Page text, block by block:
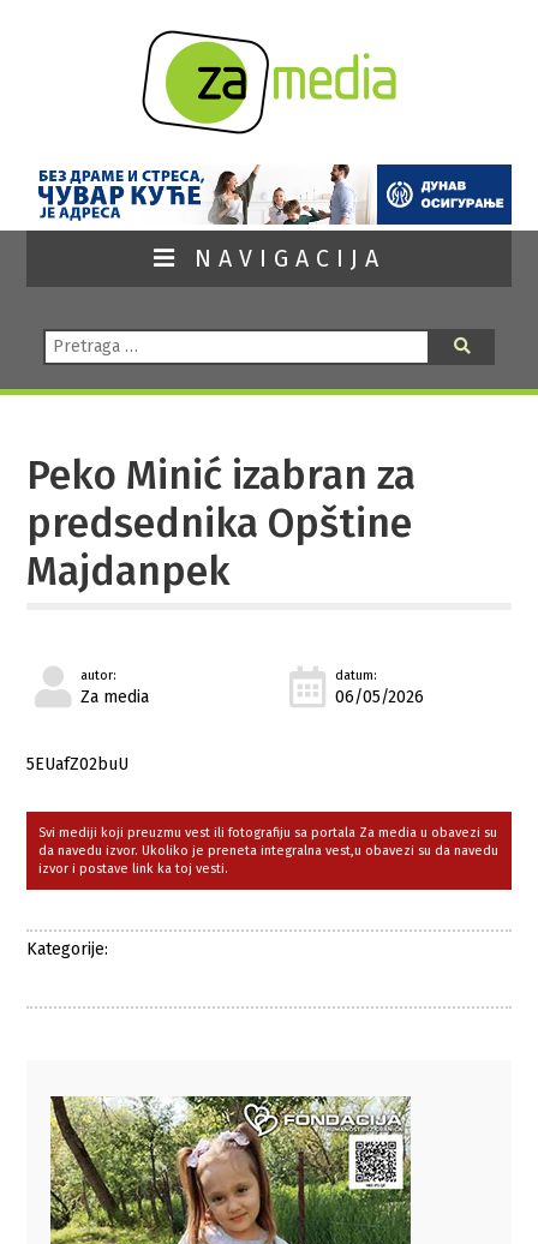
NAVIGACIJA
Pretraga:
Peko Minić izabran za
predsednika Opštine
Majdanpek
autor:
Za media
datum:
06/05/2026
5EUafZ02buU
Svi mediji koji preuzmu vest ili fotografiju sa portala Za media u obavezi su
da navedu izvor. Ukoliko je preneta integralna vest,u obavezi su da navedu
izvor i postave link ka toj vesti.
Kategorije: